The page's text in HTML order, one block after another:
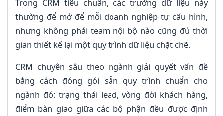
Trong CRM tiêu chuẩn, các trường dữ liệu này
thường để mở để mỗi doanh nghiệp tự cấu hình,
nhưng không phải team nội bộ nào cũng đủ thời
gian thiết kế lại một quy trình dữ liệu chặt chẽ.
CRM chuyên sâu theo ngành giải quyết vấn đề
bằng cách đóng gói sẵn quy trình chuẩn cho
ngành đó: trạng thái lead, vòng đời khách hàng,
điểm bàn giao giữa các bộ phận đều được định